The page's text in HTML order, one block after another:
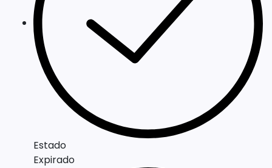
Estado
Expirado